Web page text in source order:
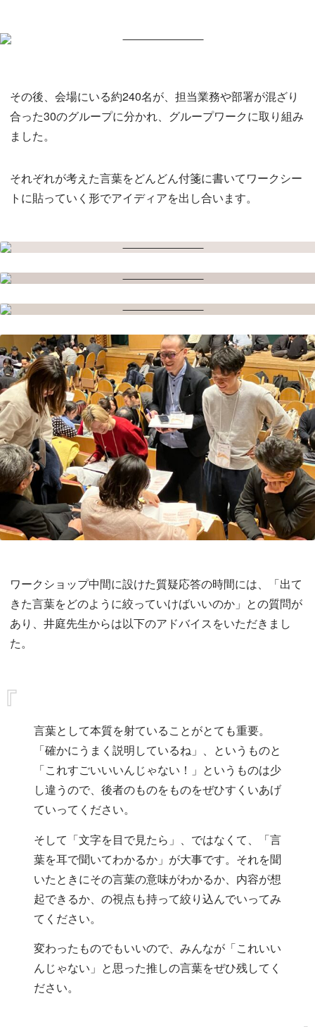
その後、会場にいる約240名が、担当業務や部署が混ざり
合った30のグループに分かれ、グループワークに取り組み
ました。
それぞれが考えた言葉をどんどん付箋に書いてワークシー
トに貼っていく形でアイディアを出し合います。
ワークショップ中間に設けた質疑応答の時間には、「出て
きた言葉をどのように絞っていけばいいのか」との質問が
あり、井庭先生からは以下のアドバイスをいただきまし
た。
言葉として本質を射ていることがとても重要。
「確かにうまく説明しているね」、というものと
「これすごいいいんじゃない！」というものは少
し違うので、後者のものをものをぜひすくいあげ
ていってください。
そして「文字を目で見たら」、ではなくて、「言
葉を耳で聞いてわかるか」が大事です。それを聞
いたときにその言葉の意味がわかるか、内容が想
起できるか、の視点も持って絞り込んでいってみ
てください。
変わったものでもいいので、みんなが「これいい
んじゃない」と思った推しの言葉をぜひ残してく
ださい。